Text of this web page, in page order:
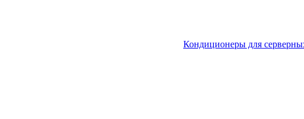
Кондиционеры для